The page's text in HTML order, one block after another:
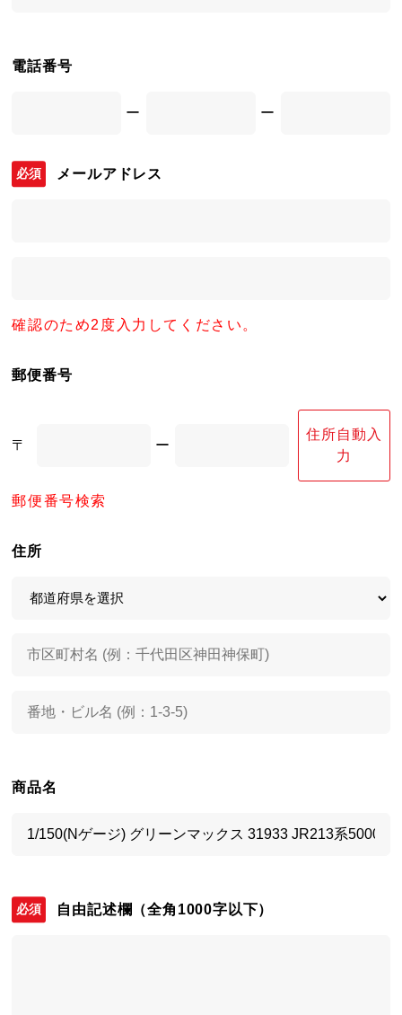
電話番号
ー ー
メールアドレス
確認のため2度入力してください。
郵便番号
〒 ー
住所自動入
力
郵便番号検索
住所
商品名
自由記述欄 （全角1000字以下）